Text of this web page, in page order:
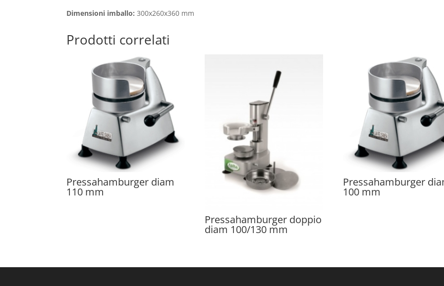
Dimensioni imballo:300x260x360 mm
Prodotti correlati
Pressahamburger diam
110 mm
Pressahamburger doppio
diam 100/130 mm
Pressahamburger
100 mm